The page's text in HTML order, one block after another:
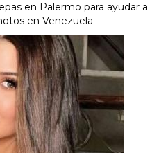
en Palermo para ayudar a
en Venezuela